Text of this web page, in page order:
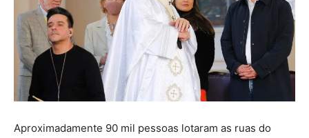
Aproximadamente 90 mil pessoas lotaram as ruas do